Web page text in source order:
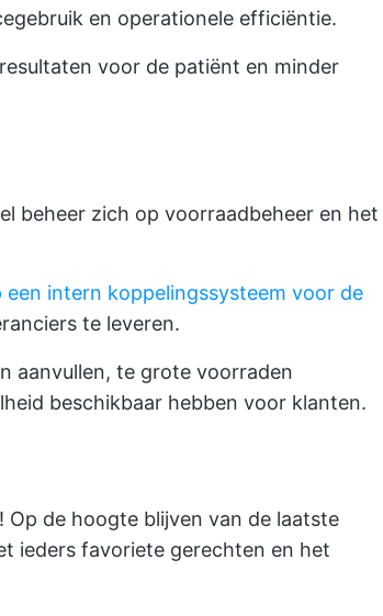
en operationele efficiëntie.
voor de patiënt en minder
beheer zich op voorraadbeheer en het
intern koppelingssysteem voor de
te leveren.
aanvullen, te grote voorraden
beschikbaar hebben voor klanten.
de hoogte blijven van de laatste
ieders favoriete gerechten en het